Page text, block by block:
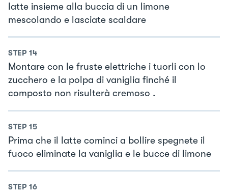
latte insieme alla buccia di un limone
mescolando e lasciate scaldare
STEP 14
Montare con le fruste elettriche i tuorli con lo
zucchero e la polpa di vaniglia finché il
composto non risulterà cremoso .
STEP 15
Prima che il latte cominci a bollire spegnete il
fuoco eliminate la vaniglia e le bucce di limone
STEP 16